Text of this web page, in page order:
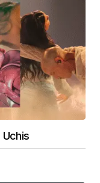
Uchis